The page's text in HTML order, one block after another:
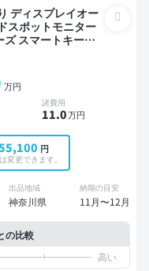
スポットモニター
ズ スマートキー
万円
諸費用
11.0万円
円
変更できます。
出品地域
神奈川県
納期の目安
11月〜12月
の比較